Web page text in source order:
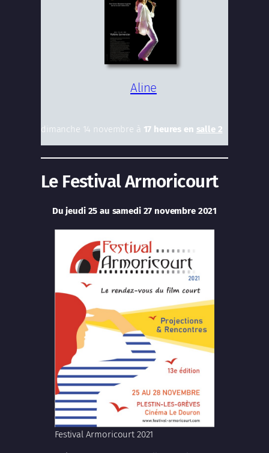
Aline
dimanche 14 novembre à 17 heures en salle 2
Le Festival Armoricourt
Du jeudi 25 au samedi 27 novembre 2021
Festival Armoricourt 2021